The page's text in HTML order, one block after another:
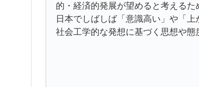
的・経済的発展が望めると考える
日本でしばしば「意識高い」や「
社会工学的な発想に基づく思想や態